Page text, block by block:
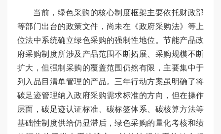
当前，绿色采购的核心制度框架主要依托财政部
等部门出台的政策文件，尚未在《政府采购法》等上
位法中系统确立绿色采购的强制性地位。节能产品政
府采购制度所涉及产品范围不断拓展、采购规模不断
扩大，但强制采购的覆盖范围仍然有限，主要集中于
列入品目清单管理的产品。三年行动方案虽明确了将
碳足迹管理纳入政府采购需求标准的方向，但在操作
层面，碳足迹认证标准、碳标签体系、碳核算方法等
基础性制度供给仍显滞后，绿色采购的量化考核和绩